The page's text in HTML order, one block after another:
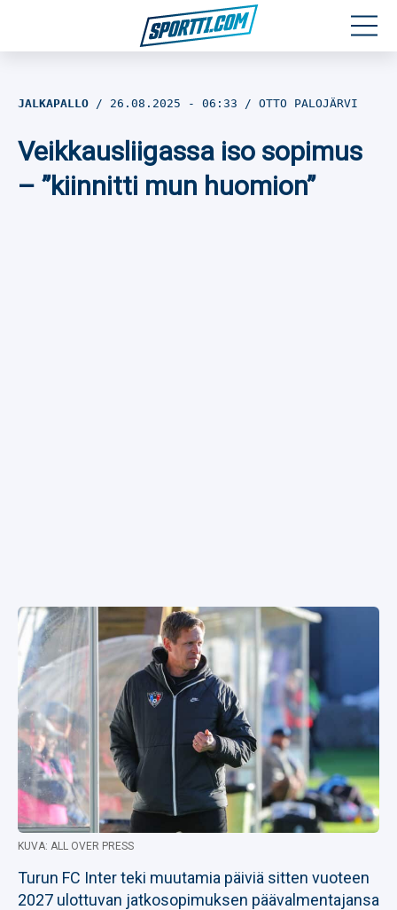
Jalkapallo
JALKAPALLO 26.08.2025 - 06:33 OTTO PALOJÄRVI
Veikkausliigassa iso sopimus
– ”kiinnitti mun huomion”
KUVA: ALL OVER PRESS
Turun FC Inter teki muutamia päiviä sitten vuoteen
2027 ulottuvan jatkosopimuksen päävalmentajansa